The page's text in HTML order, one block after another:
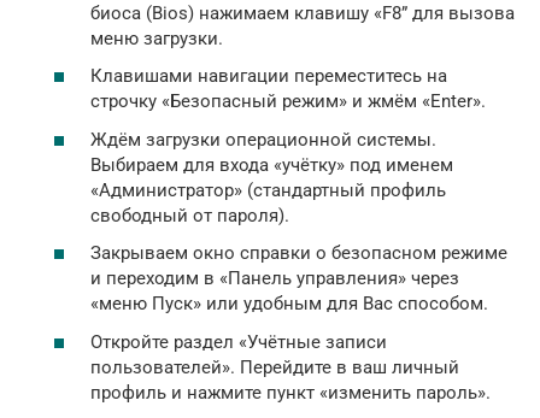
биоса (Bios) нажимаем клавишу «F8” для вызова
меню загрузки.
Клавишами навигации переместитесь на
строчку «Безопасный режим» и жмём «Enter».
Ждём загрузки операционной системы.
Выбираем для входа «учётку» под именем
«Администратор» (стандартный профиль
свободный от пароля).
Закрываем окно справки о безопасном режиме
и переходим в «Панель управления» через
«меню Пуск» или удобным для Вас способом.
Откройте раздел «Учётные записи
пользователей». Перейдите в ваш личный
профиль и нажмите пункт «изменить пароль».